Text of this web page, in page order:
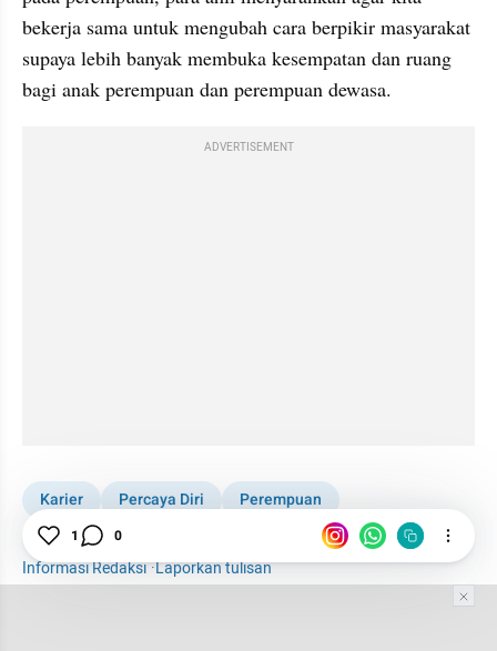
bekerja sama untuk mengubah cara berpikir masyarakat
supaya lebih banyak membuka kesempatan dan ruang
bagi anak perempuan dan perempuan dewasa.
ADVERTISEMENT
Karier Percaya Diri
Perempuan
Bos Perempuan
Informasi Redaksi·Laporkan tulisan
1 0